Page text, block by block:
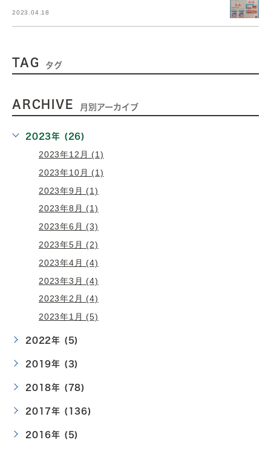
2023.04.18
TAG タグ
ARCHIVE 月別アーカイブ
2023年 (26)
2023年12月 (1)
2023年10月 (1)
2023年9月 (1)
2023年8月 (1)
2023年6月 (3)
2023年5月 (2)
2023年4月 (4)
2023年3月 (4)
2023年2月 (4)
2023年1月 (5)
2022年 (5)
2019年 (3)
2018年 (78)
2017年 (136)
2016年 (5)